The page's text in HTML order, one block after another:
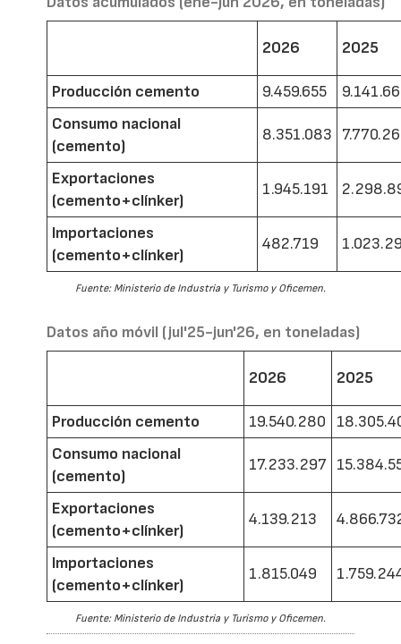
2026 2025
Producción cemento 9.459.655
Consumo nacional
(cemento)
8.351.083
Exportaciones
(cemento+clínker)
1.945.191
Importaciones
(cemento+clínker)
482.719
Fuente: Ministerio de Industria y Turismo y Oficemen.
Datos año móvil (jul'25-jun'26, en toneladas)
2026 2025
Producción cemento 19.540.280
Consumo nacional
(cemento)
17.233.297
Exportaciones
(cemento+clínker)
4.139.213
Importaciones
(cemento+clínker)
1.815.049
Fuente: Ministerio de Industria y Turismo y Oficemen.